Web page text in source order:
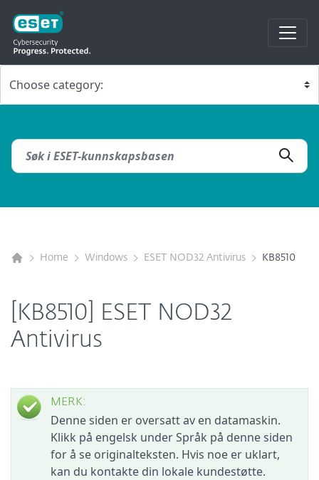
Home Windows ESET NOD32 Antivirus KB8510
[KB8510] ESET NOD32
Antivirus
MERK:
Denne siden er oversatt av en datamaskin.
Klikk på engelsk under Språk på denne siden
for å se originalteksten. Hvis noe er uklart,
kan du kontakte din lokale kundestøtte.